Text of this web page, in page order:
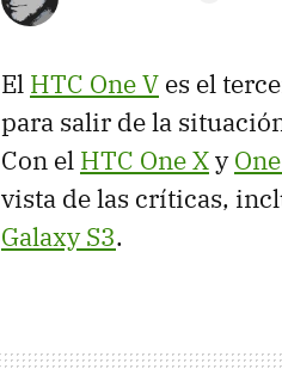
El HTC One V es el
para salir de la
Con el HTC One Xy
vista de las críticas,
Galaxy S3.